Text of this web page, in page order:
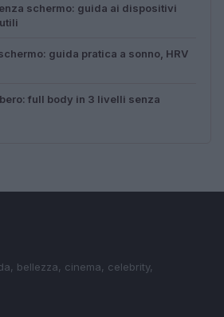
schermo: guida ai dispositivi
guida pratica a sonno, HRV
full body in 3 livelli senza
bellezza, cinema, celebrity,